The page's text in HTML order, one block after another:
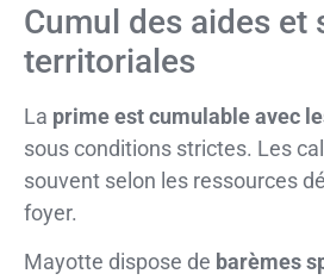
Cumul des aides et
territoriales
La prime est cumulable avec
sous conditions strictes. Les
souvent selon les ressources
foyer.
Mayotte dispose de barèmes